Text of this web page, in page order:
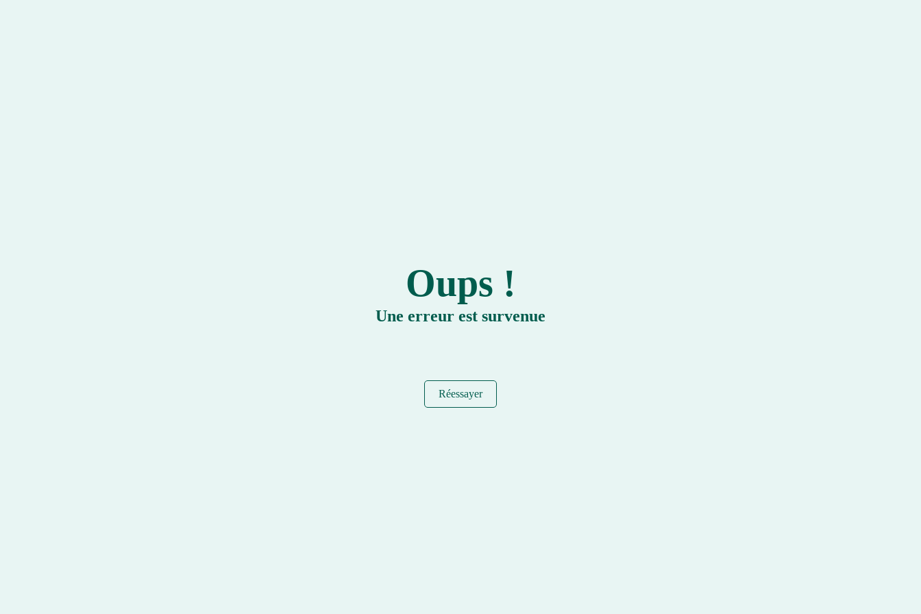
Oups !
Une erreur est survenue
Réessayer